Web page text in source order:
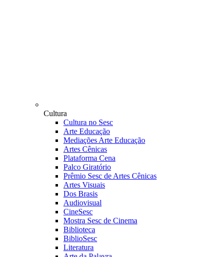
Cultura
Cultura no Sesc
Arte Educação
Mediações Arte Educação
Artes Cênicas
Plataforma Cena
Palco Giratório
Prêmio Sesc de Artes Cênicas
Artes Visuais
Dos Brasis
Audiovisual
CineSesc
Mostra Sesc de Cinema
Biblioteca
BiblioSesc
Literatura